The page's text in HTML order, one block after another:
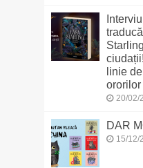
linie
ororilor
20/02/
DAR
15/12/